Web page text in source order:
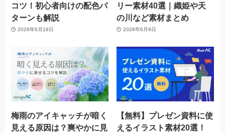
コツ！初心者向けの配色パ
ターンも解説
2026年6月18日
リー素材40選｜織姫や天
の川など素材まとめ
2026年6月9日
梅雨のアイキャッチが暗く
見える原因は？爽やかに見
【無料】プレゼン資料に使
えるイラスト素材20選！